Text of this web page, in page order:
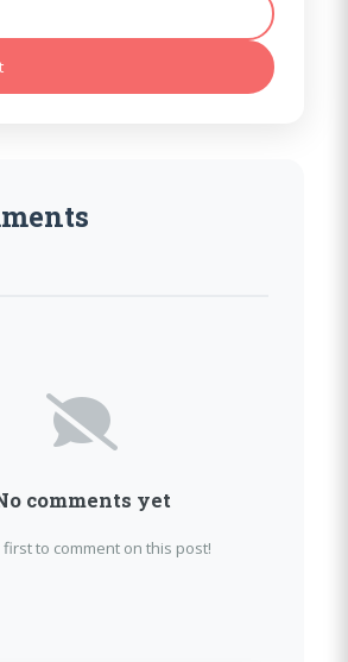
comments yet
first to comment on this post!